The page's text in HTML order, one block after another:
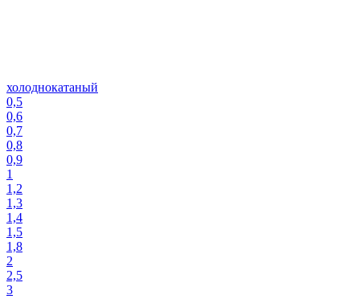
холоднокатаный
0,5
0,6
0,7
0,8
0,9
1
1,2
1,3
1,4
1,5
1,8
2
2,5
3